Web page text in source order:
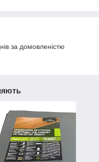
за домовленістю